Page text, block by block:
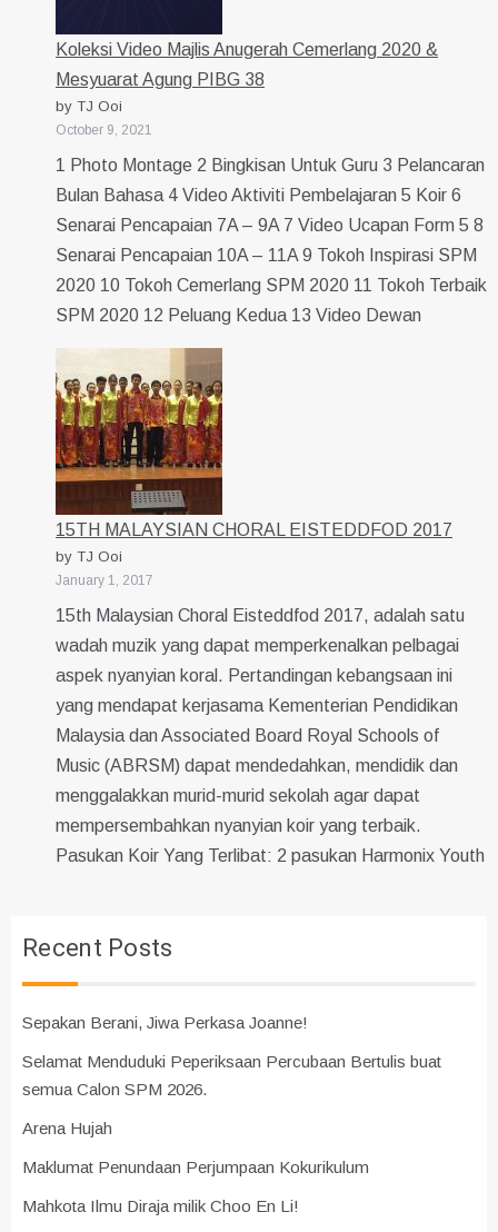
Koleksi Video Majlis Anugerah Cemerlang 2020 &
Mesyuarat Agung PIBG 38
by TJ Ooi
October 9, 2021
1 Photo Montage 2 Bingkisan Untuk Guru 3 Pelancaran
Bulan Bahasa 4 Video Aktiviti Pembelajaran 5 Koir 6
Senarai Pencapaian 7A – 9A 7 Video Ucapan Form 5 8
Senarai Pencapaian 10A – 11A 9 Tokoh Inspirasi SPM
2020 10 Tokoh Cemerlang SPM 2020 11 Tokoh Terbaik
SPM 2020 12 Peluang Kedua 13 Video Dewan
15TH MALAYSIAN CHORAL EISTEDDFOD 2017
by TJ Ooi
January 1, 2017
15th Malaysian Choral Eisteddfod 2017, adalah satu
wadah muzik yang dapat memperkenalkan pelbagai
aspek nyanyian koral. Pertandingan kebangsaan ini
yang mendapat kerjasama Kementerian Pendidikan
Malaysia dan Associated Board Royal Schools of
Music (ABRSM) dapat mendedahkan, mendidik dan
menggalakkan murid-murid sekolah agar dapat
mempersembahkan nyanyian koir yang terbaik.
Pasukan Koir Yang Terlibat: 2 pasukan Harmonix Youth
Recent Posts
Sepakan Berani, Jiwa Perkasa Joanne!
Selamat Menduduki Peperiksaan Percubaan Bertulis buat
semua Calon SPM 2026.
Arena Hujah
Maklumat Penundaan Perjumpaan Kokurikulum
Mahkota Ilmu Diraja milik Choo En Li!